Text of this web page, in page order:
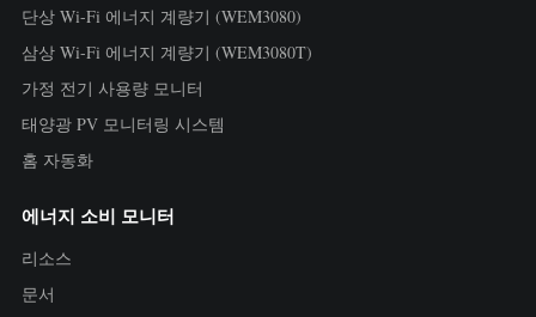
단상 Wi-Fi 에너지 계량기 (WEM3080)
삼상 Wi-Fi 에너지 계량기 (WEM3080T)
가정 전기 사용량 모니터
태양광 PV 모니터링 시스템
홈 자동화
에너지 소비 모니터
리소스
문서